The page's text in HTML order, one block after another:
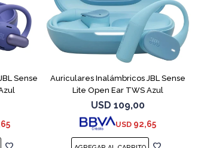
Sense
Auriculares Inalámbricos JBL Sense
Lite Open Ear TWS Azul
USD 109,00
USD 92,65